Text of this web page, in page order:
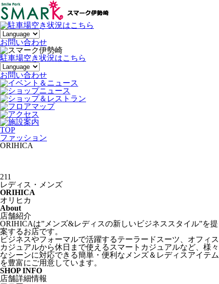
お問い合わせ
駐車場空き状況はこちら
お問い合わせ
TOP
ファッション
ORIHICA
211
レディス・メンズ
ORIHICA
オリヒカ
About
店舗紹介
ORIHICAは”メンズ&レディスの新しいビジネススタイル”を提
案するお店です。
ビジネスやフォーマルで活躍するテーラードスーツ、オフィス
カジュアルから休日まで使えるスマートカジュアルなど、様々
なシーンに対応できる簡単・便利なメンズ＆レディスアイテム
を豊富にご用意しています。
SHOP INFO
店舗詳細情報